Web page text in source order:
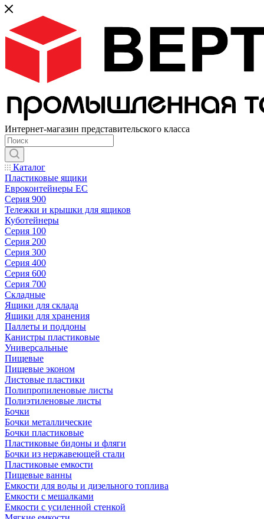
Интернет-магазин представительского класса
Каталог
Пластиковые ящики
Евроконтейнеры ЕС
Серия 900
Тележки и крышки для ящиков
Куботейнеры
Серия 100
Серия 200
Серия 300
Серия 400
Серия 600
Серия 700
Складные
Ящики для склада
Ящики для хранения
Паллеты и поддоны
Канистры пластиковые
Универсальные
Пищевые
Пищевые эконом
Листовые пластики
Полипропиленовые листы
Полиэтиленовые листы
Бочки
Бочки металлические
Бочки пластиковые
Пластиковые бидоны и фляги
Бочки из нержавеющей стали
Пластиковые емкости
Пищевые ванны
Емкости для воды и дизельного топлива
Емкости с мешалками
Емкости с усиленной стенкой